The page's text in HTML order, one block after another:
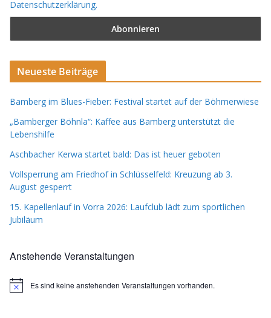
Datenschutzerklärung.
Neueste Beiträge
Bamberg im Blues-Fieber: Festival startet auf der Böhmerwiese
„Bamberger Böhnla“: Kaffee aus Bamberg unterstützt die
Lebenshilfe
Aschbacher Kerwa startet bald: Das ist heuer geboten
Vollsperrung am Friedhof in Schlüsselfeld: Kreuzung ab 3.
August gesperrt
15. Kapellenlauf in Vorra 2026: Laufclub lädt zum sportlichen
Jubiläum
Anstehende Veranstaltungen
H
Es sind keine anstehenden Veranstaltungen vorhanden.